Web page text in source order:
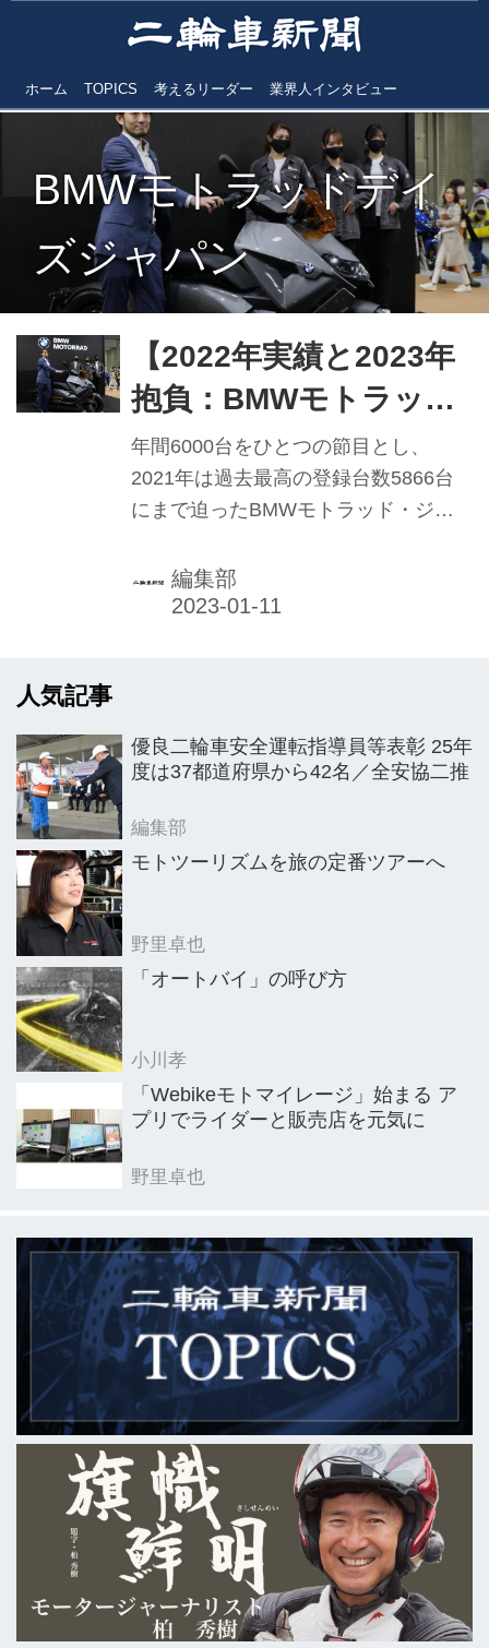
ホーム TOPICS 考えるリーダー 業界人インタビュー
BMWモトラッドデイ
ズジャパン
【2022年実績と2023年
抱負：BMWモトラッ
ド・ジャパン】 試練の
年を乗り越え再度6000
台目指す
年間6000台をひとつの節目とし、
2021年は過去最高の登録台数5866台
にまで迫ったBMWモトラッド・ジャ
ジャー（GM）に就任した佐伯要氏
は、22年について「波風のない月がま
う。
編集部
人気記事
優良二輪車安全運転指導員等表彰 25年
度は37都道府県から42名／全安協二推
編集部
モトツーリズムを旅の定番ツアーへ
野里卓也
「オートバイ」の呼び方
小川孝
「Webikeモトマイレージ」始まる ア
プリでライダーと販売店を元気に
野里卓也